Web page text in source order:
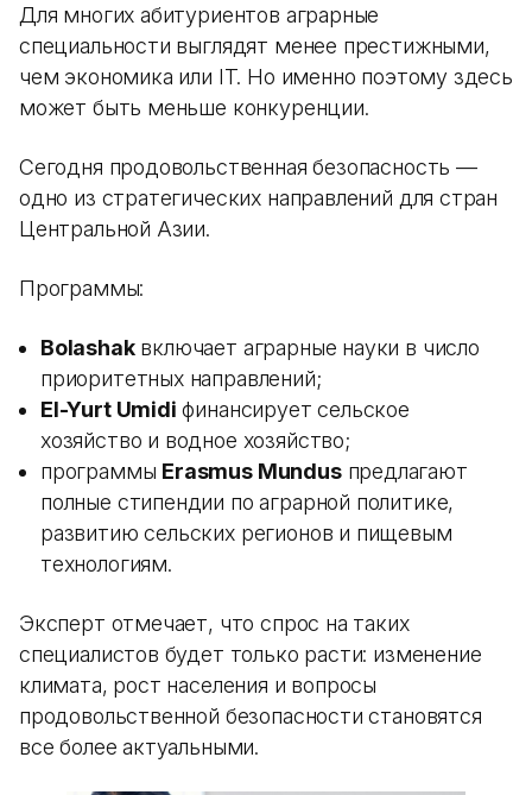
Для многих абитуриентов аграрные
специальности выглядят менее престижными,
чем экономика или IT. Но именно поэтому здесь
может быть меньше конкуренции.
Сегодня продовольственная безопасность —
одно из стратегических направлений для стран
Центральной Азии.
Программы:
Bolashakвключает аграрные науки в число
приоритетных направлений;
El-Yurt Umidi финансирует сельское
хозяйство и водное хозяйство;
программы Erasmus Mundusпредлагают
полные стипендии по аграрной политике,
развитию сельских регионов и пищевым
технологиям.
Эксперт отмечает, что спрос на таких
специалистов будет только расти: изменение
климата, рост населения и вопросы
продовольственной безопасности становятся
все более актуальными.